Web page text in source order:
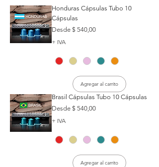
Honduras Cápsulas Tubo 10
Cápsulas
Desde $ 540,00
Precio de oferta
+ IVA
Agregar al carrito
Brasil Cápsulas Tubo 10 Cápsulas
Desde $ 540,00
Precio de oferta
+ IVA
Agregar al carrito